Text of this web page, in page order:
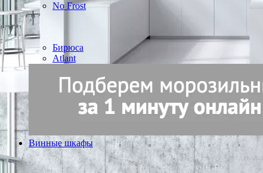
No Frost
Бирюса
Atlant
Винные шкафы